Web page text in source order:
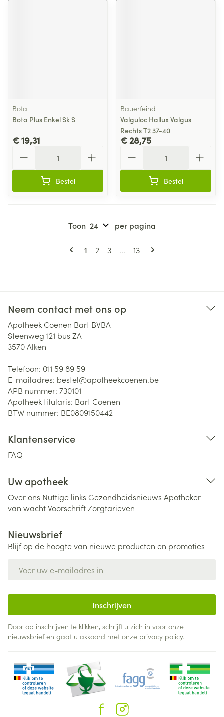
Bota
Bota Plus Enkel Sk S
€ 19,31
Bestel
Bauerfeind
Valguloc Hallux Valgus
Rechts T2 37-40
€ 28,75
Bestel
Pagina's
U lees momenteel pagina
1 Pagina
2 Pagina
3 ... Pagina
13
Toon per pagina
Neem contact met ons op
Apotheek Coenen Bart BVBA
Steenweg 121 bus ZA
3570Alken
Telefoon: 011 59 89 59
E-mailadres: bestel@apotheekcoenen.be
APB nummer: 730101
Apotheek titularis: Bart Coenen
BTW nummer: BE0809150442
Klantenservice
FAQ
Uw apotheek
Over ons Nuttige links Gezondheidsnieuws Apotheker
van wachtVoorschriftZorgtarieven
Nieuwsbrief
Blijf op de hoogte van nieuwe producten en promoties
Inschrijven
Door op inschrijven te klikken, schrijft u zich in voor onze
nieuwsbrief en gaat u akkoord met onze privacy policy.